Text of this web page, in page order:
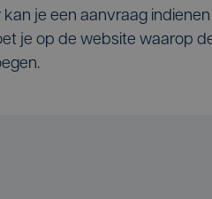
je een aanvraag
je op de website waarop